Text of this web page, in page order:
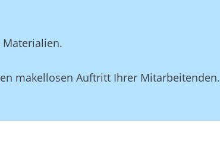
makellosen Auftritt Ihrer Mitarbeitenden.